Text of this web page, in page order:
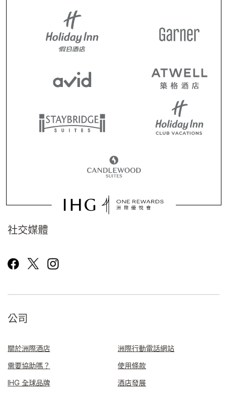
社交媒體
公司
關於洲際酒店
洲際行動電話網站
需要協助嗎？
使用條款
IHG 全球品牌
酒店發展